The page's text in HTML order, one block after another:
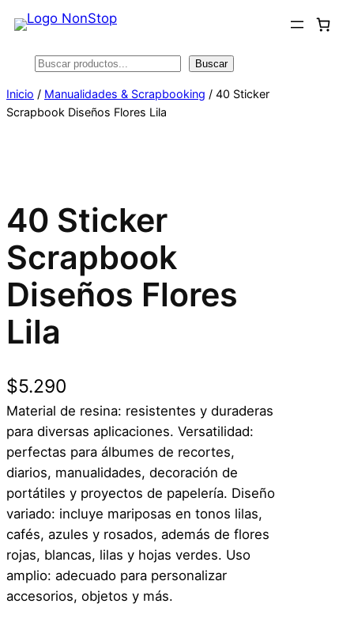
Saltar
contenido
Buscar Buscar
Inicio / Manualidades & Scrapbooking / 40 Sticker
Scrapbook Diseños Flores Lila
40 Sticker
Scrapbook
Diseños Flores
Lila
$5.290
Material de resina: resistentes y duraderas
para diversas aplicaciones. Versatilidad:
perfectas para álbumes de recortes,
diarios, manualidades, decoración de
portátiles y proyectos de papelería. Diseño
variado: incluye mariposas en tonos lilas,
cafés, azules y rosados, además de flores
rojas, blancas, lilas y hojas verdes. Uso
amplio: adecuado para personalizar
accesorios, objetos y más.